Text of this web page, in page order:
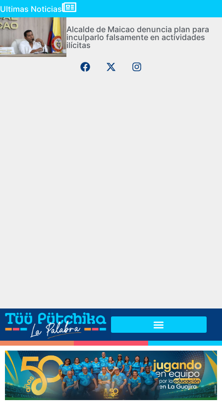
Ultimas Noticias
Alcalde de Maicao denuncia plan para
inculparlo falsamente en actividades
ilícitas